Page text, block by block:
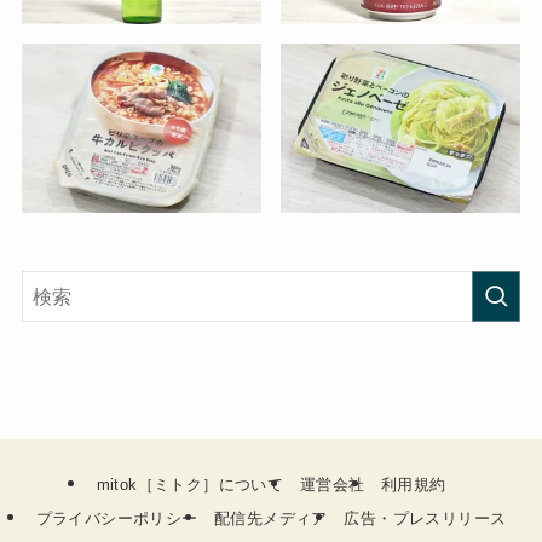
mitok［ミトク］について 運営会社
利用規約
プライバシーポリシー
配信先メディア 広告・プレスリリース